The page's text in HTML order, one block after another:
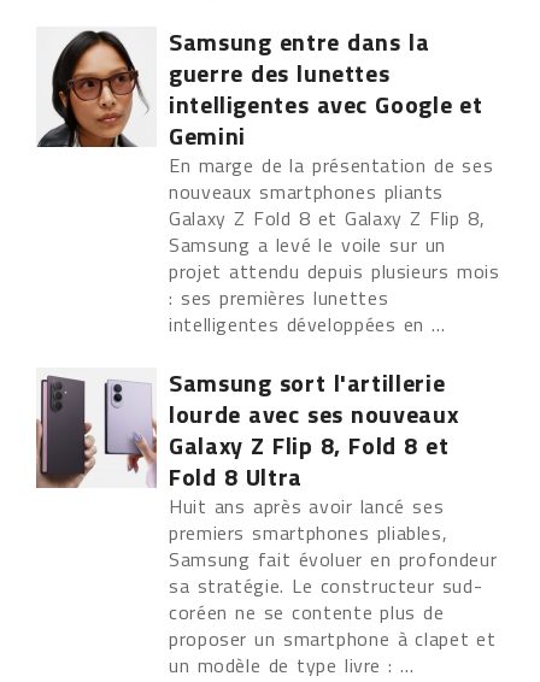
Samsung entre dans la
guerre des lunettes
intelligentes avec Google et
Gemini
En marge de la présentation de ses
nouveaux smartphones pliants
Galaxy Z Fold 8 et Galaxy Z Flip 8,
Samsung a levé le voile sur un
projet attendu depuis plusieurs mois
: ses premières lunettes
intelligentes développées en ...
Samsung sort l'artillerie
lourde avec ses nouveaux
Galaxy Z Flip 8, Fold 8 et
Fold 8 Ultra
Huit ans après avoir lancé ses
premiers smartphones pliables,
Samsung fait évoluer en profondeur
sa stratégie. Le constructeur sud-
coréen ne se contente plus de
proposer un smartphone à clapet et
un modèle de type livre : ...